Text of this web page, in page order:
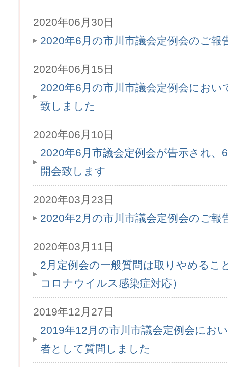
2020年06月30日
2020年6月の市川市議会定例会のご報
2020年06月15日
2020年6月の市川市議会定例会におい
致しました
2020年06月10日
2020年6月市議会定例会が告示され、
開会致します
2020年03月23日
2020年2月の市川市議会定例会のご報
2020年03月11日
2月定例会の一般質問は取りやめるこ
コロナウイルス感染症対応）
2019年12月27日
2019年12月の市川市議会定例会にお
者として質問しました